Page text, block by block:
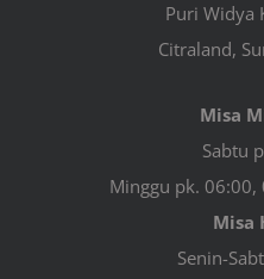
Puri Widya
Citraland,
Misa
Sabtu
Minggu pk.
Misa
Senin-